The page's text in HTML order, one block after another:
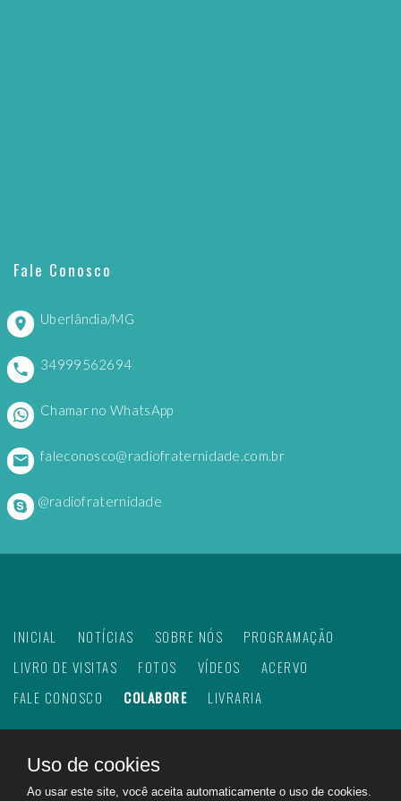
Fale Conosco
Uberlândia/MG
34999562694
Chamar no WhatsApp
faleconosco@radiofraternidade.com.br
@radiofraternidade
INICIAL NOTÍCIAS SOBRE NÓS
PROGRAMAÇÃO
LIVRO DE VISITAS
FOTOS VÍDEOS
ACERVO
FALE CONOSCO
COLABORE LIVRARIA
2026Web Rádio Fraternidade. Todos os direitos
reservados.
Uso de cookies
Ao usar este site, você aceita automaticamente o uso de cookies.